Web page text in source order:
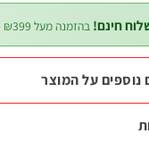
חינם! בהזמנה מעל ₪399 — לכל חלקי הארץ
נוספים על המוצר